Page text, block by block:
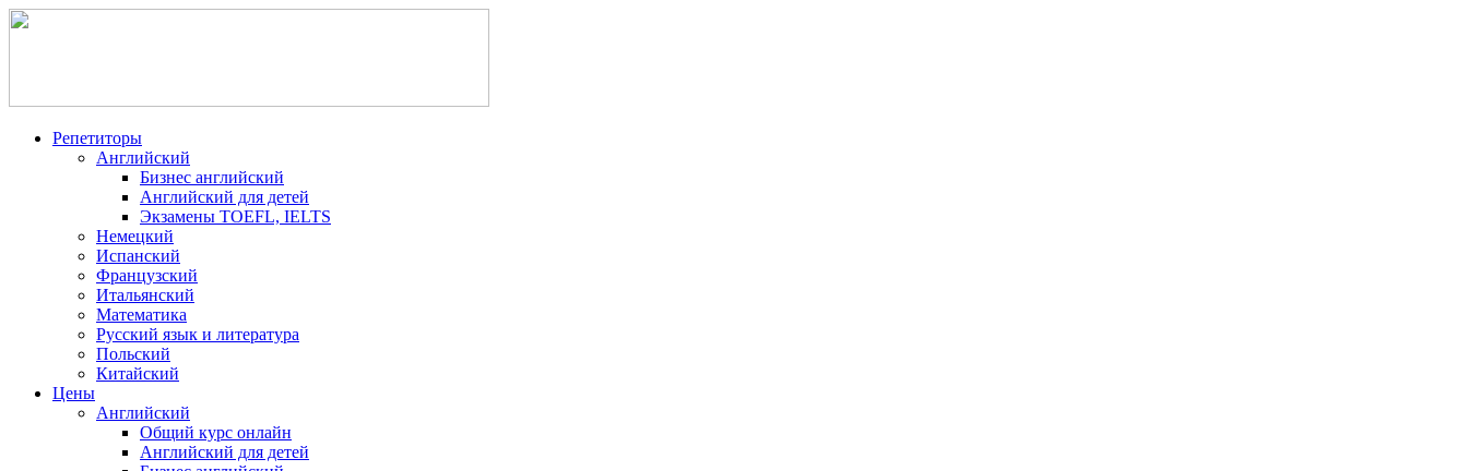
Репетиторы
Английский
Бизнес английский
Английский для детей
Экзамены TOEFL, IELTS
Немецкий
Испанский
Французский
Итальянский
Математика
Русский язык и литература
Польский
Китайский
Цены
Английский
Общий курс онлайн
Английский для детей